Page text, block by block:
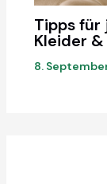
Tipps für
Kleider
8.